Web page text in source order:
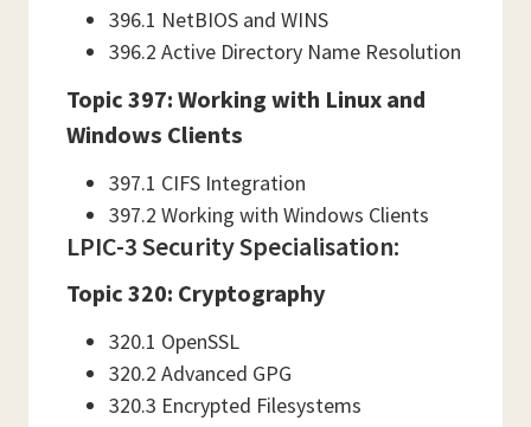
396.1 NetBIOS and WINS
396.2 Active Directory Name Resolution
Topic 397: Working with Linux and
Windows Clients
397.1 CIFS Integration
397.2 Working with Windows Clients
LPIC-3 Security Specialisation:
Topic 320: Cryptography
320.1 OpenSSL
320.2 Advanced GPG
320.3 Encrypted Filesystems